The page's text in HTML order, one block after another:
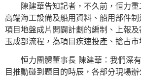
陳建華告知記者，不久前，恒力
高端海工設備及船用資料、船用部件制
項目地盤成片開闢計劃的編制、上報
玉成部流程，為項目疾速投產、搶占市
恒力團體董事長 陳建華：我們深
目推動碰到題目的時辰，各部分現場